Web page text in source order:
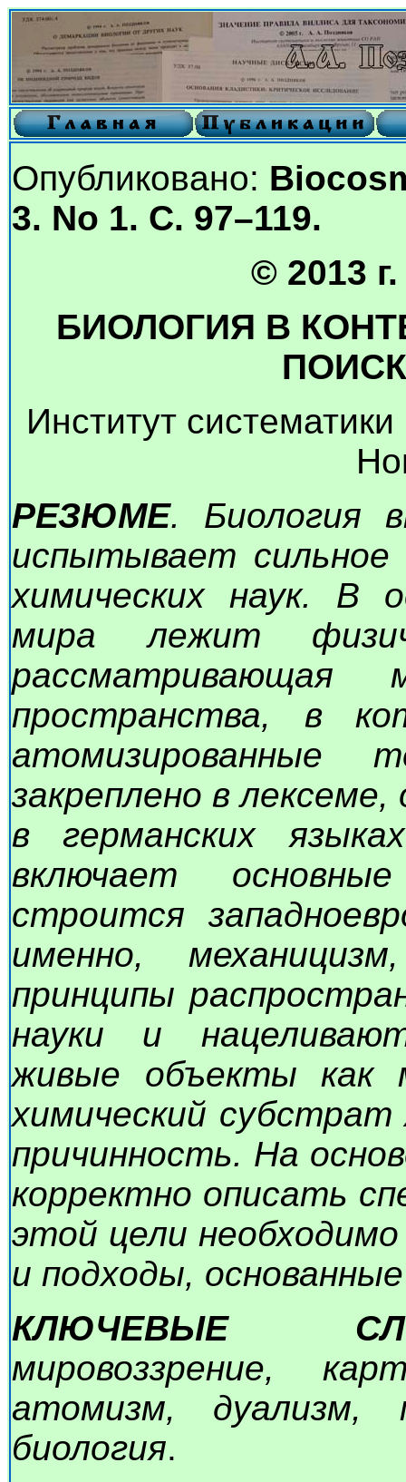
Опубликовано:
3. No 1. С. 97–119.
© 2013
БИОЛОГИЯ В
Институт
РЕЗЮМЕ. Биология
испытывает сильное
химических наук. В
мира лежит
пространства, в
закреплено в
в германских
включает
строится
именно,
принципы
науки и
живые объекты как
химический субстрат
причинность. На
корректно описать
этой цели
и подходы,
КЛЮЧЕВЫЕ
мировоззрение,
атомизм, дуализм,
биология.